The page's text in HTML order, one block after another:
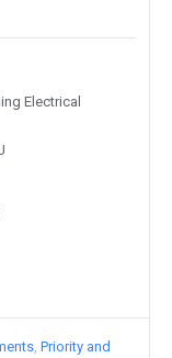
Electrical
Priority and